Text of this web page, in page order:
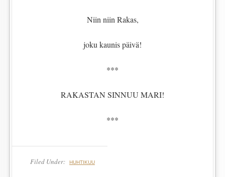
Niin niin Rakas,
joku kaunis päivä!
***
RAKASTAN SINNUU MARI!
***
Filed Under: HUHTIKUU